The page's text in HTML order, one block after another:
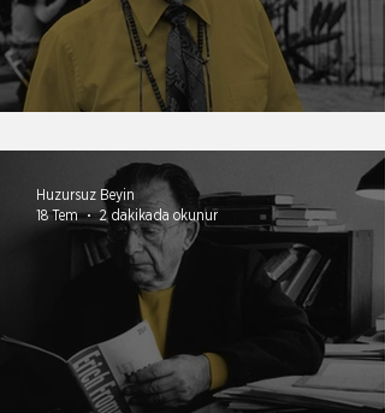
Huzursuz Beyin
18 Tem
2 dakikada okunur